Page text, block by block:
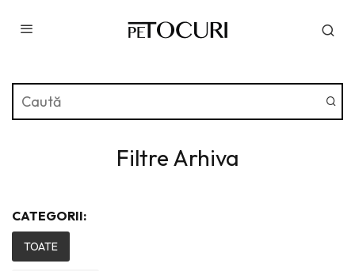
Filtre Arhiva
CATEGORII:
TOATE